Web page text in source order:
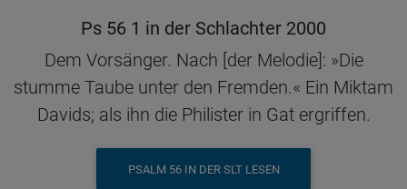
Ps 56 1 in der Schlachter 2000
Dem Vorsänger. Nach [der Melodie]: »Die
stumme Taube unter den Fremden.« Ein Miktam
Davids; als ihn die Philister in Gat ergriffen.
PSALM 56 IN DER SLT LESEN